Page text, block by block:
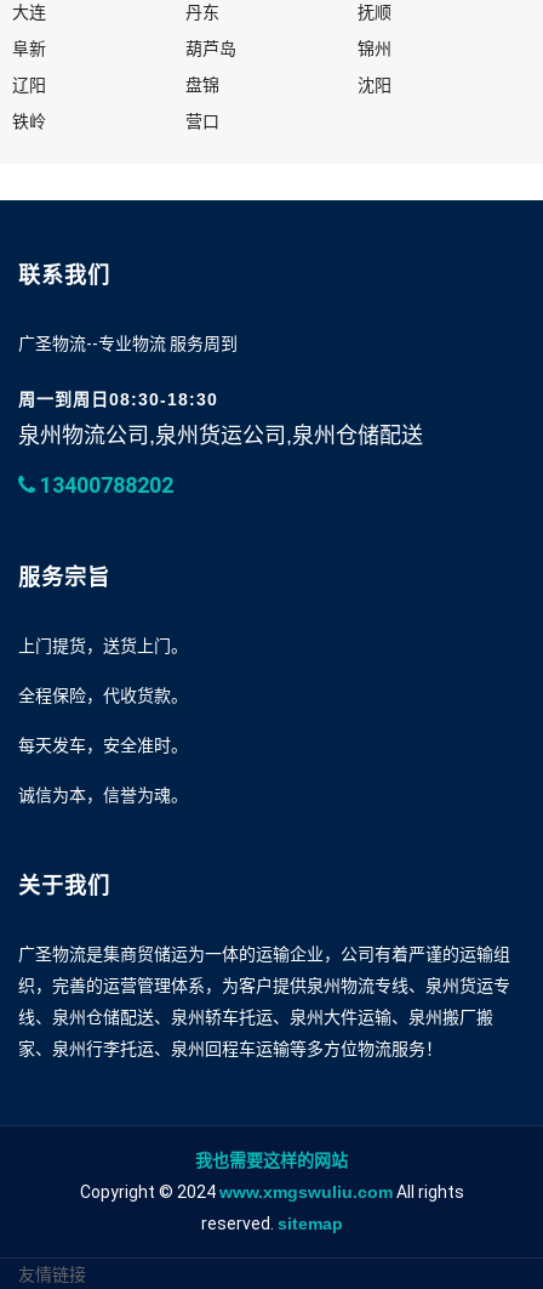
大连
丹东
抚顺
阜新
葫芦岛
锦州
辽阳
盘锦
沈阳
铁岭
营口
联系我们
广圣物流--专业物流 服务周到
周一到周日08:30-18:30
泉州物流公司,泉州货运公司,泉州仓储配送
13400788202
服务宗旨
上门提货，送货上门。
全程保险，代收货款。
每天发车，安全准时。
诚信为本，信誉为魂。
关于我们
广圣物流是集商贸储运为一体的运输企业，公司有着严谨的运输组
织，完善的运营管理体系，为客户提供泉州物流专线、泉州货运专
线、泉州仓储配送、泉州轿车托运、泉州大件运输、泉州搬厂搬
家、泉州行李托运、泉州回程车运输等多方位物流服务！
我也需要这样的网站
Copyright © 2024www.xmgswuliu.comAll rights
reserved. sitemap
友情链接